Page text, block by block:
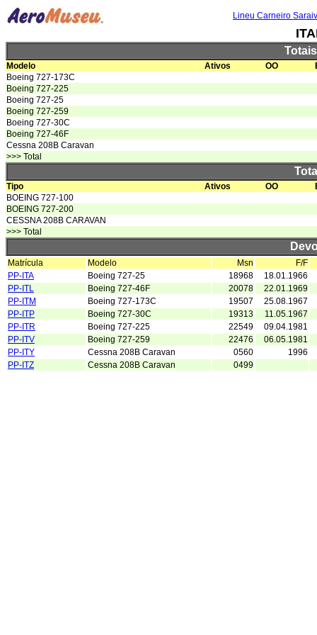
Lineu Carneiro
Modelo Ativos OO
Boeing 727-173C
Boeing 727-225
Boeing 727-25
Boeing 727-259
Boeing 727-30C
Boeing 727-46F
Cessna 208B Caravan
>>> Total
Tipo Ativos OO
BOEING 727-100
BOEING 727-200
CESSNA 208B CARAVAN
>>> Total
Matrícula Modelo Msn
F/F
PP-ITA
Boeing 727-25 18968
18.01.1966
PP-ITL
Boeing 727-46F 20078
22.01.1969
PP-ITM
Boeing 727-173C 19507
25.08.1967
PP-ITP
Boeing 727-30C 19313
11.05.1967
PP-ITR
Boeing 727-225 22549
09.04.1981
PP-ITV
Boeing 727-259 22476
06.05.1981
PP-ITY
Cessna 208B Caravan 0560
1996
PP-ITZ
Cessna 208B Caravan 0499